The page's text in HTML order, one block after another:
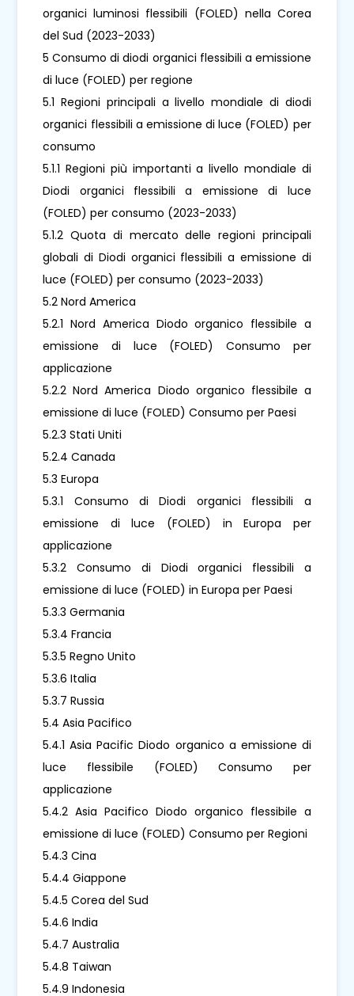
organici luminosi flessibili (FOLED) nella Corea
del Sud (2023-2033)
5 Consumo di diodi organici flessibili a emissione
di luce (FOLED) per regione
5.1 Regioni principali a livello mondiale di diodi
organici flessibili a emissione di luce (FOLED) per
consumo
5.1.1 Regioni più importanti a livello mondiale di
Diodi organici flessibili a emissione di luce
(FOLED) per consumo (2023-2033)
5.1.2 Quota di mercato delle regioni principali
globali di Diodi organici flessibili a emissione di
luce (FOLED) per consumo (2023-2033)
5.2 Nord America
5.2.1 Nord America Diodo organico flessibile a
emissione di luce (FOLED) Consumo per
applicazione
5.2.2 Nord America Diodo organico flessibile a
emissione di luce (FOLED) Consumo per Paesi
5.2.3 Stati Uniti
5.2.4 Canada
5.3 Europa
5.3.1 Consumo di Diodi organici flessibili a
emissione di luce (FOLED) in Europa per
applicazione
5.3.2 Consumo di Diodi organici flessibili a
emissione di luce (FOLED) in Europa per Paesi
5.3.3 Germania
5.3.4 Francia
5.3.5 Regno Unito
5.3.6 Italia
5.3.7 Russia
5.4 Asia Pacifico
5.4.1 Asia Pacific Diodo organico a emissione di
luce flessibile (FOLED) Consumo per
applicazione
5.4.2 Asia Pacifico Diodo organico flessibile a
emissione di luce (FOLED) Consumo per Regioni
5.4.3 Cina
5.4.4 Giappone
5.4.5 Corea del Sud
5.4.6 India
5.4.7 Australia
5.4.8 Taiwan
5.4.9 Indonesia